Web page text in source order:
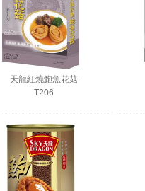
天龍紅燒鮑魚花菇
T206